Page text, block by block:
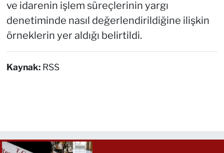
ve idarenin işlem süreçlerinin yargı
denetiminde nasıl değerlendirildiğine ilişkin
örneklerin yer aldığı belirtildi.
Kaynak: RSS